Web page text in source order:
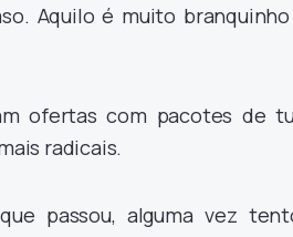
Aquilo é muito
ofertas com pacotes de
radicais.
passou, alguma vez